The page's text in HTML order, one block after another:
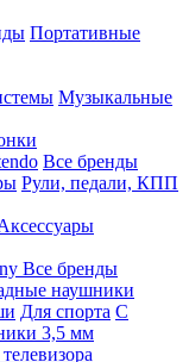
Портативные
Музыкальные
Все бренды
Рули, педали, КПП
Все бренды
наушники
Для спорта С
3,5 мм